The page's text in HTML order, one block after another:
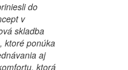
do
v
skladba
ktoré ponúka
aj
ktorá